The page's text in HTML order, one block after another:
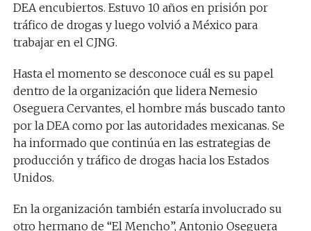
DEA encubiertos. Estuvo 10 años en prisión por
tráfico de drogas y luego volvió a México para
trabajar en el CJNG.
Hasta el momento se desconoce cuál es su papel
dentro de la organización que lidera Nemesio
Oseguera Cervantes, el hombre más buscado tanto
por la DEA como por las autoridades mexicanas. Se
ha informado que continúa en las estrategias de
producción y tráfico de drogas hacia los Estados
Unidos.
En la organización también estaría involucrado su
otro hermano de “El Mencho”, Antonio Oseguera